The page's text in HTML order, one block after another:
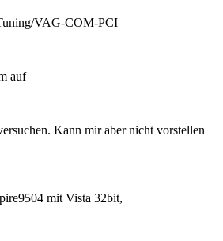
VAG-COM-PCI
auf
Kann mir aber nicht vorstellen
mit Vista 32bit,